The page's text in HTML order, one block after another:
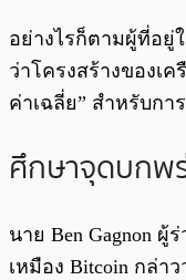
อย่างไรก็ตามผู้ที่อยู่
ว่าโครงสร้างของเ
ค่าเฉลี่ย” สำหรับกา
ศึกษาจุดบกพ
นาย Ben Gagnon
เหมือง Bitcoin กล่าว